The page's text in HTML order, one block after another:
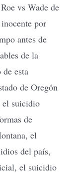
vs Wade de
por
antes de
de la
esta
de Oregón
el suicidio
de
el
del país,
el suicidio